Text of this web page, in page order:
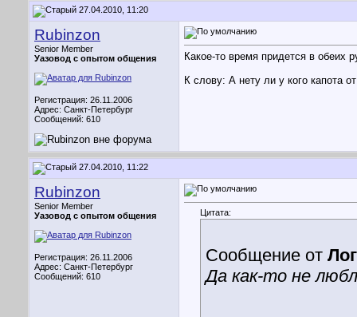
27.04.2010, 11:20
Rubinzon
Senior Member
Уазовод с опытом общения
Регистрация: 26.11.2006
Адрес: Санкт-Петербург
Сообщений: 610
Какое-то время придется в обеих
К слову: А нету ли у кого капота
27.04.2010, 11:22
Rubinzon
Senior Member
Уазовод с опытом общения
Регистрация: 26.11.2006
Адрес: Санкт-Петербург
Сообщений: 610
Цитата:
Сообщение от
Да как-то не